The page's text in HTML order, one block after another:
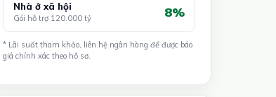
Nhà ở xã hội
Gói hỗ trợ 120.000 tỷ 8%
* Lãi suất tham khảo, liên hệ ngân hàng để được báo
giá chính xác theo hồ sơ.